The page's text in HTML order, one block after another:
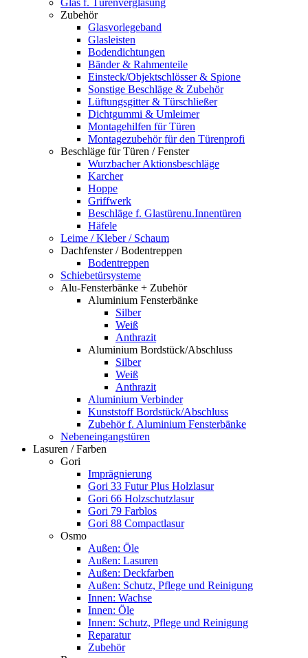
Glas f. Türenverglasung
Zubehör
Glasvorlegeband
Glasleisten
Bodendichtungen
Bänder & Rahmenteile
Einsteck/Objektschlösser & Spione
Sonstige Beschläge & Zubehör
Lüftungsgitter & Türschließer
Dichtgummi & Umleimer
Montagehilfen für Türen
Montagezubehör für den Türenprofi
Beschläge für Türen / Fenster
Wurzbacher Aktionsbeschläge
Karcher
Hoppe
Griffwerk
Beschläge f. Glastürenu.Innentüren
Häfele
Leime / Kleber / Schaum
Dachfenster / Bodentreppen
Bodentreppen
Schiebetürsysteme
Alu-Fensterbänke + Zubehör
Aluminium Fensterbänke
Silber
Weiß
Anthrazit
Aluminium Bordstück/Abschluss
Silber
Weiß
Anthrazit
Aluminium Verbinder
Kunststoff Bordstück/Abschluss
Zubehör f. Aluminium Fensterbänke
Nebeneingangstüren
Lasuren / Farben
Gori
Imprägnierung
Gori 33 Futur Plus Holzlasur
Gori 66 Holzschutzlasur
Gori 79 Farblos
Gori 88 Compactlasur
Osmo
Außen: Öle
Außen: Lasuren
Außen: Deckfarben
Außen: Schutz, Pflege und Reinigung
Innen: Wachse
Innen: Öle
Innen: Schutz, Pflege und Reinigung
Reparatur
Zubehör